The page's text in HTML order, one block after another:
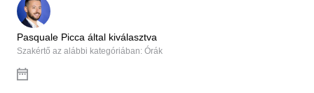
Pasquale Picca által kiválasztva
Szakértő az alábbi kategóriában: Órák